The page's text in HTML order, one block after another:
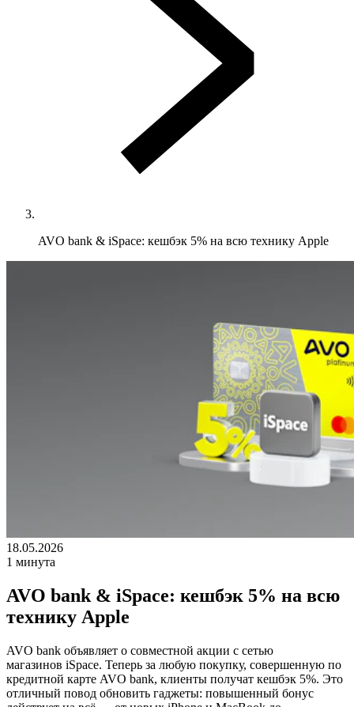
AVO bank & iSpace: кешбэк 5% на всю технику Apple
18.05.2026
1 минута
AVO bank & iSpace: кешбэк 5% на всю
технику Apple
AVO bank объявляет о совместной акции с сетью
магазинов iSpace. Теперь за любую покупку, совершенную по
кредитной карте AVO bank, клиенты получат кешбэк 5%. Это
отличный повод обновить гаджеты: повышенный бонус